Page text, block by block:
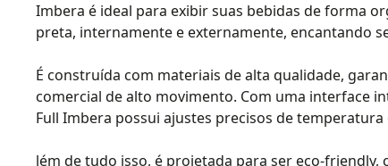
Imbera é ideal para exibir suas bebidas de forma
preta, internamente e externamente, encantando
É construída com materiais de alta qualidade,
comercial de alto movimento. Com uma interface
Full Imbera possui ajustes precisos de
lém de tudo isso, é projetada para ser eco-